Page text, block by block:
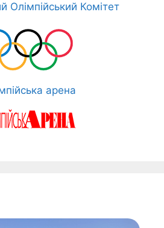
Олімпійський Комітет
арена